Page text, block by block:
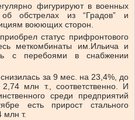
фигурируют в военных
обстрелах из “Градов” и
воюющих сторон.
статус прифронтового
меткомбинаты им.Ильича и
с перебоями в снабжении
за 9 мес. на 23,4%, до
млн т., соответственно. И
среди предприятий
есть прирост стального
млн т.